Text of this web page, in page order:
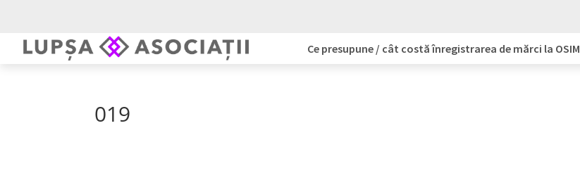
Ce presupune / cât costă înregistrarea de mărci la OSIM
019